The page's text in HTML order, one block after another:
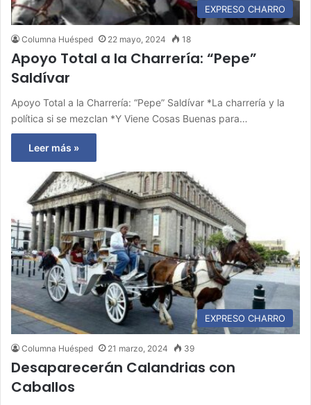
EXPRESO CHARRO
Columna Huésped 22 mayo, 2024 18
Apoyo Total a la Charrería: “Pepe”
Saldívar
Apoyo Total a la Charrería: “Pepe” Saldívar *La charrería y la
política si se mezclan *Y Viene Cosas Buenas para…
Leer más »
EXPRESO CHARRO
Columna Huésped 21 marzo, 2024 39
Desaparecerán Calandrias con
Caballos